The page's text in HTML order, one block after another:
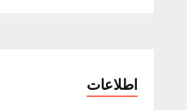
اطلاعات